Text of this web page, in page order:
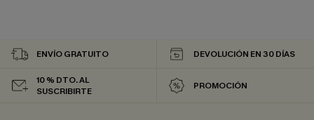
ENVÍO GRATUITO DEVOLUCIÓN EN 30 DÍAS
10 % DTO. AL
SUSCRIBIRTE
PROMOCIÓN